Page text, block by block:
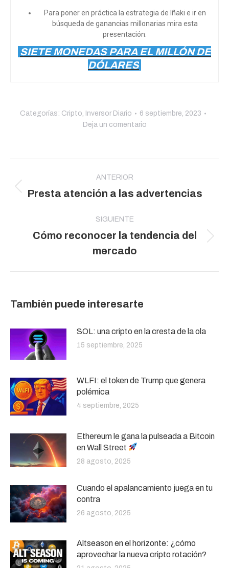
Para poner en práctica la estrategia de Iñaki e ir en
búsqueda de ganancias millonarias mira esta
presentación:
SIETE MONEDAS PARA EL MILLÓN DE
DÓLARES
Categorías: Cripto Inversor Diario
6 septiembre, 2023
Deja un comentario
entre
publicaciones
ANTERIOR
Publicación
Presta atención a las advertencias
SIGUIENTE
Publicación
siguiente:
Cómo reconocer la tendencia del
mercado
También puede interesarte
SOL: una cripto en la cresta de la ola
15 septiembre, 2025
WLFI: el token de Trump que genera
polémica
4 septiembre, 2025
Ethereum le gana la pulseada a Bitcoin
en Wall Street
28 agosto, 2025
Cuando el apalancamiento juega en tu
contra
26 agosto, 2025
Altseason en el horizonte: ¿cómo
aprovechar la nueva cripto rotación?